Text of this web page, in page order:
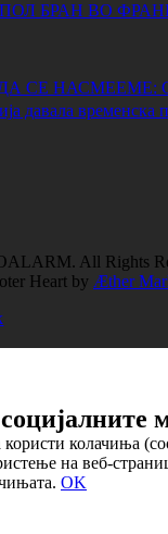
БРАН ВО
СЕ НАСМЕЕМЕ:
давала временска
All Rights
by Æther
социјалните
колачиња
на веб-
OK